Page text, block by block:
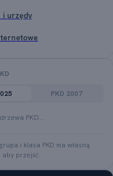
i urzędy
PKD 2007
PKD…
i klasa PKD ma własną
aby przejść.